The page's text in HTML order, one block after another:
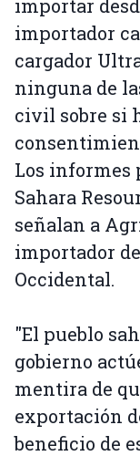
importar
importador
cargador
ninguna de
civil sobre si
Los informes
Sahara
señalan a
importador
Occidental.
"El pueblo
gobierno
mentira de
exportación
beneficio de